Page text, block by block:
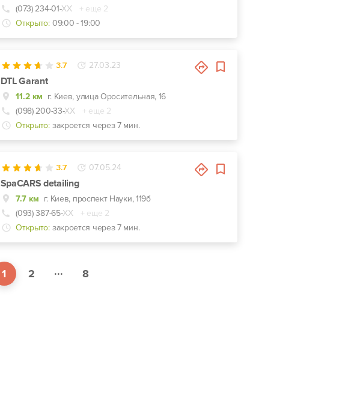
(073) 234-01-ХХ
+ еще 2
Открыто: 09:00 - 19:00
3.7 27.03.23
DTL Garant
11.2 км г. Киев, улица Оросительная, 16
(098) 200-33-ХХ
+ еще 2
Открыто: закроется через 7 мин.
3.7 07.05.24
SpaCARS detailing
7.7 км г. Киев, проспект Науки, 119б
(093) 387-65-ХХ
+ еще 2
Открыто: закроется через 7 мин.
1 2 ... 8